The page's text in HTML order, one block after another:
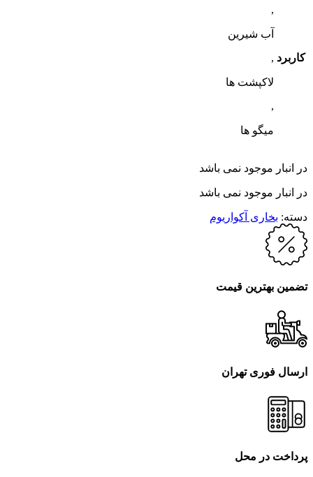
کاربرد
,
آب شیرین
,
لاکپشت ها
,
میگو ها
در انبار موجود نمی باشد
در انبار موجود نمی باشد
دسته: بخاری آکواریوم
تضمین بهترین قیمت
ارسال فوری تهران
پرداخت در محل